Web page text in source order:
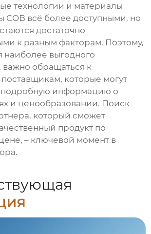
технологии и материалы
COB всё более доступными, но
достаточно
к разным факторам. Поэтому,
наиболее выгодного
обращаться к
которые могут
подробную информацию о
и ценообразовании. Поиск
который сможет
продукт по
– ключевой момент в